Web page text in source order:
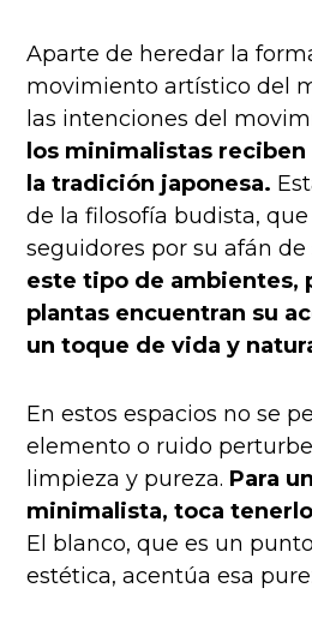
Aparte de heredar la
movimiento artístico del
las intenciones del
los minimalistas
la tradición japonesa.
de la filosofía budista,
seguidores por su afán
este tipo de ambientes,
plantas encuentran su
un toque de vida y
En estos espacios no se
elemento o ruido
limpieza y pureza. Para
minimalista, toca
El blanco, que es un
estética, acentúa esa